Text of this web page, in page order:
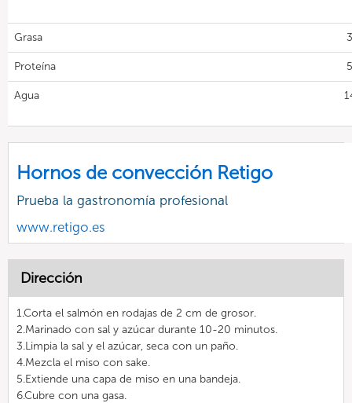
Grasa
Proteína
Agua
Hornos de convección Retigo
Prueba la gastronomía profesional
www.retigo.es
Dirección
1.Corta el salmón en rodajas de 2 cm de grosor.
2.Marinado con sal y azúcar durante 10-20 minutos.
3.Limpia la sal y el azúcar, seca con un paño.
4.Mezcla el miso con sake.
5.Extiende una capa de miso en una bandeja.
6.Cubre con una gasa.